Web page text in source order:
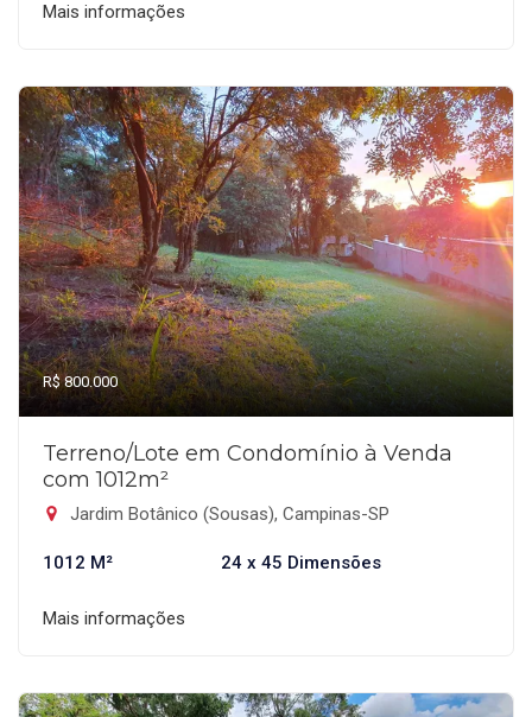
Mais informações
R$ 800.000
Terreno/Lote em Condomínio à Venda
com 1012m²
Jardim Botânico (Sousas), Campinas-SP
1012 M² 24 x 45 Dimensões
Mais informações